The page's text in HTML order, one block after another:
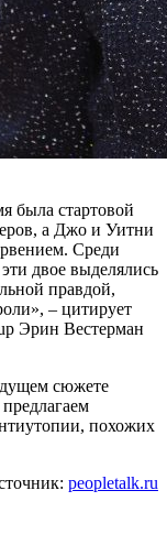
была стартовой
а Джо и Уитни
Среди
двое выделялись
правдой,
– цитирует
Эрин Вестерман
сюжете
похожих
peopletalk.ru